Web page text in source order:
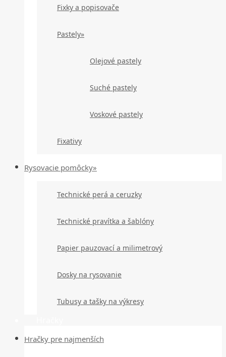
Fixky a popisovače
Pastely»
Olejové pastely
Suché pastely
Voskové pastely
Fixativy
Rysovacie pomôcky»
Technické perá a ceruzky
Technické pravítka a šablóny
Papier pauzovací a milimetrový
Dosky na rysovanie
Tubusy a tašky na výkresy
Hračky pre najmenších